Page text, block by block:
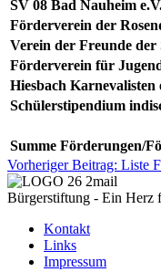
SV 08 Bad Nauheim
Förderverein der
Verein der Freunde der
Förderverein für
Hiesbach Karnevalisten
Schülerstipendium
Summe Förderungen/
Vorheriger Beitrag: Liste
Bürgerstiftung - Ein Herz
Kontakt
Links
Impressum